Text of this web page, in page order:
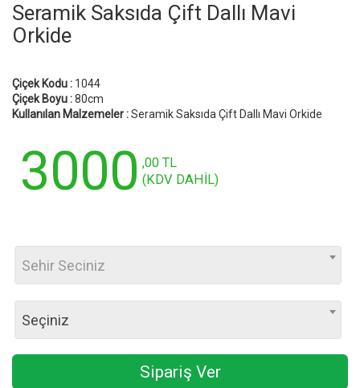
Seramik Saksıda Çift Dallı Mavi
Orkide
Çiçek Kodu : 1044
Çiçek Boyu :80cm
Kullanılan Malzemeler :Seramik Saksıda Çift Dallı Mavi Orkide
3000 ,00 TL
(KDV DAHİL)
Sehir Seciniz
Seçiniz
Sipariş Ver